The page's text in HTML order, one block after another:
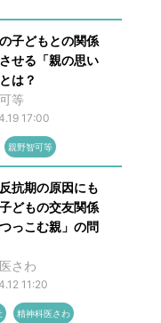
子どもとの関係
せる「親の思い
は？
等
17:00
親野智可等
抗期の原因にも
どもの交友関係
っこむ親」の問
さわ
11:20
精神科医さわ